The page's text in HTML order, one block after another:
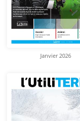
Janvier 2026